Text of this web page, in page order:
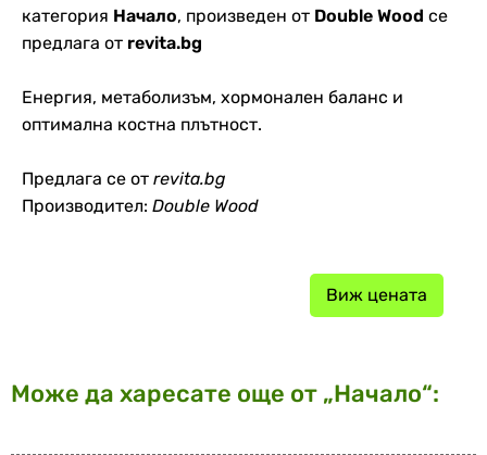
категория Начало, произведен от Double Wood се
предлага от revita.bg
Енергия, метаболизъм, хормонален баланс и
оптимална костна плътност.
Предлага се от revita.bg
Производител: Double Wood
Виж цената
Може да харесате още от „Начало“: